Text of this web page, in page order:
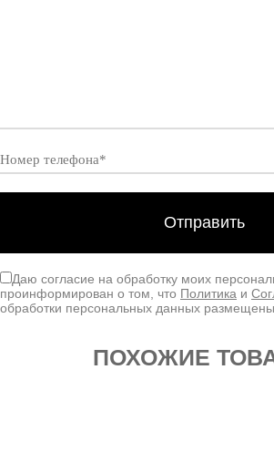
Даю согласие на обработку моих
проинформирован о том, что Политика и
обработки персональных данных
ПОХОЖИЕ